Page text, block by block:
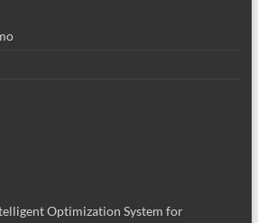
Optimization System for